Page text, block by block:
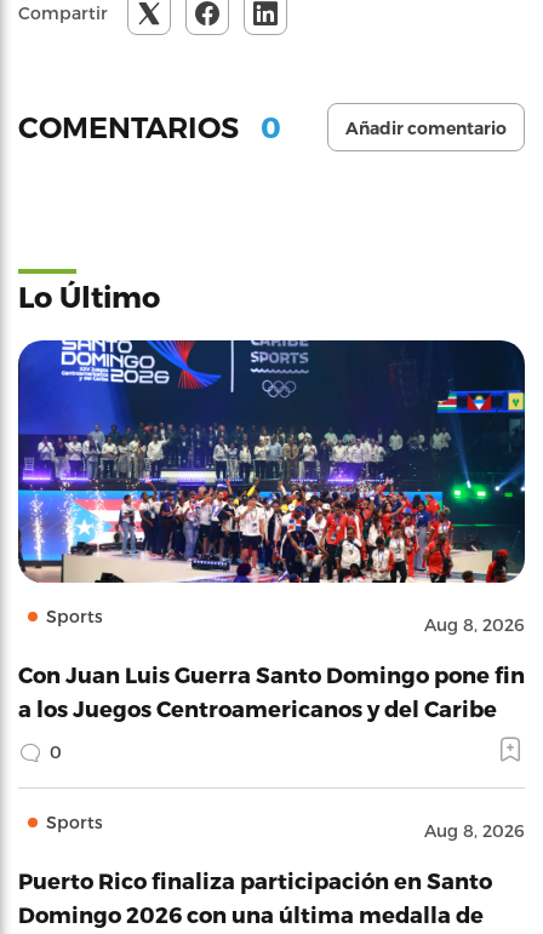
Compartir
COMENTARIOS 0 Añadir comentario
Lo Último
Sports Aug 8, 2026
Con Juan Luis Guerra Santo Domingo pone fin
a los Juegos Centroamericanos y del Caribe
0
Sports Aug 8, 2026
Puerto Rico finaliza participación en Santo
Domingo 2026 con una última medalla de